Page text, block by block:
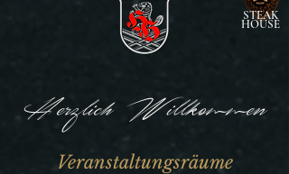
STEAK
HOUSE
Herzlich Willkommen
Veranstaltungsräume